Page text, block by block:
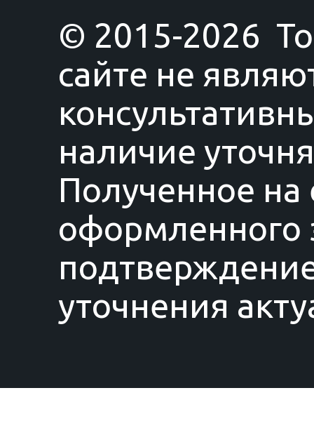
© 2015-2026
сайте не
наличие
Полученное на
оформленного
уточнения